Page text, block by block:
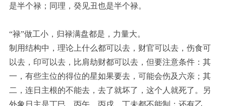
是半个禄；同理，癸见丑也是半个禄。
“禄”做工小，归禄满盘都是，力量大。
制用结构中，理论上什么都可以去，财官可以去，伤食可
以去，印可以去，比肩劫财都可以去，但要注意条件：其
一，有些主位的得位的星如果要去，可能会伤及六亲；其
二，连日主根的不能去，去了就坏了，这个人就死了。另
外象日主是丁巳、丙午、丙戌、丁未都不能制；还有乙